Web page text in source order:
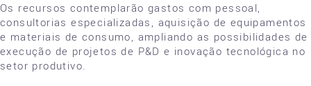
Os recursos contemplarão gastos com pessoal,
consultorias especializadas, aquisição de equipamentos
e materiais de consumo, ampliando as possibilidades de
execução de projetos de P&D e inovação tecnológica no
setor produtivo.